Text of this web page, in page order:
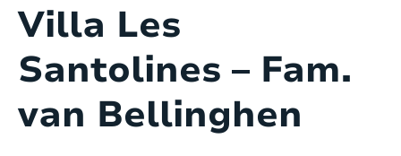
Villa Les
Santolines – Fam.
van Bellinghen